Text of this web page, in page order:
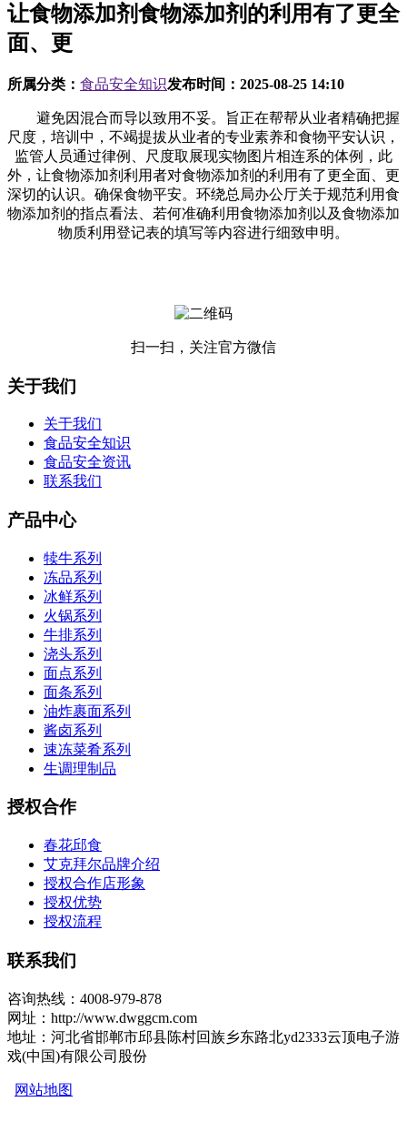
让食物添加剂食物添加剂的利用有了更全
面、更
所属分类： 食品安全知识发布时间： 2025-08-25 14:10
避免因混合而导以致用不妥。旨正在帮帮从业者精确把握
尺度，培训中，不竭提拔从业者的专业素养和食物平安认识，
监管人员通过律例、尺度取展现实物图片相连系的体例，此
外，让食物添加剂利用者对食物添加剂的利用有了更全面、更
深切的认识。确保食物平安。环绕总局办公厅关于规范利用食
物添加剂的指点看法、若何准确利用食物添加剂以及食物添加
物质利用登记表的填写等内容进行细致申明。
扫一扫，关注官方微信
关于我们
关于我们
食品安全知识
食品安全资讯
联系我们
产品中心
犊牛系列
冻品系列
冰鲜系列
火锅系列
牛排系列
浇头系列
面点系列
面条系列
油炸裹面系列
酱卤系列
速冻菜肴系列
生调理制品
授权合作
春花邱食
艾克拜尔品牌介绍
授权合作店形象
授权优势
授权流程
联系我们
咨询热线：4008-979-878
网址：http://www.dwggcm.com
地址：河北省邯郸市邱县陈村回族乡东路北yd2333云顶电子游
戏(中国)有限公司股份
网站地图